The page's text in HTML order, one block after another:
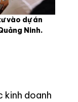
vào dự án
Ninh.
kinh doanh